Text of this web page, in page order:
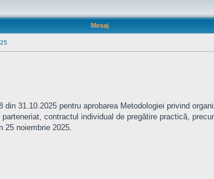
Mesaj
31.10.2025 pentru aprobarea Metodologiei privind
contractul individual de pregătire practică,
25 noiembrie 2025.